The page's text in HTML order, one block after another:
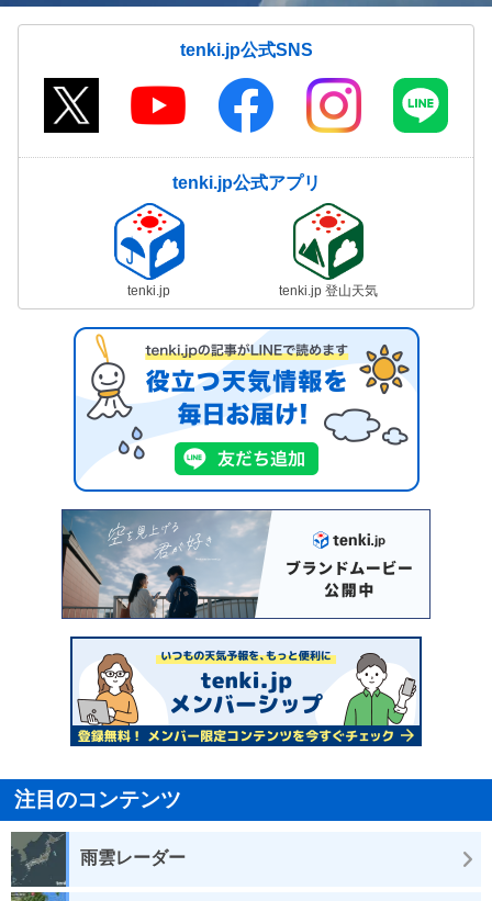
tenki.jp公式SNS
tenki.jp公式アプリ
tenki.jp tenki.jp 登山天気
注目のコンテンツ
雨雲レーダー